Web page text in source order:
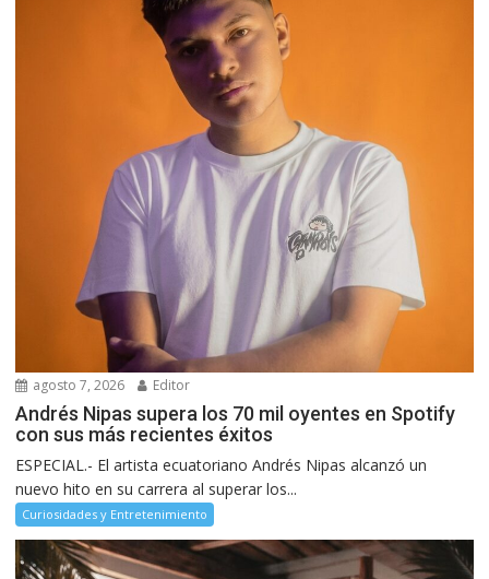
agosto 7, 2026 Editor
Andrés Nipas supera los 70 mil oyentes en Spotify
con sus más recientes éxitos
ESPECIAL.- El artista ecuatoriano Andrés Nipas alcanzó un
nuevo hito en su carrera al superar los...
Curiosidades y Entretenimiento